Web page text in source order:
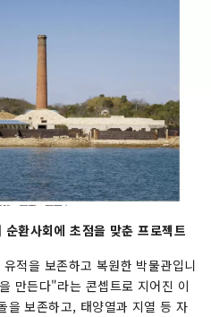
환사회에 초점을 맞춘 프로젝트
적을 보존하고 복원한 박물관입니
만든다"라는 콘셉트로 지어진 이
을 보존하고, 태양열과 지열 등 자